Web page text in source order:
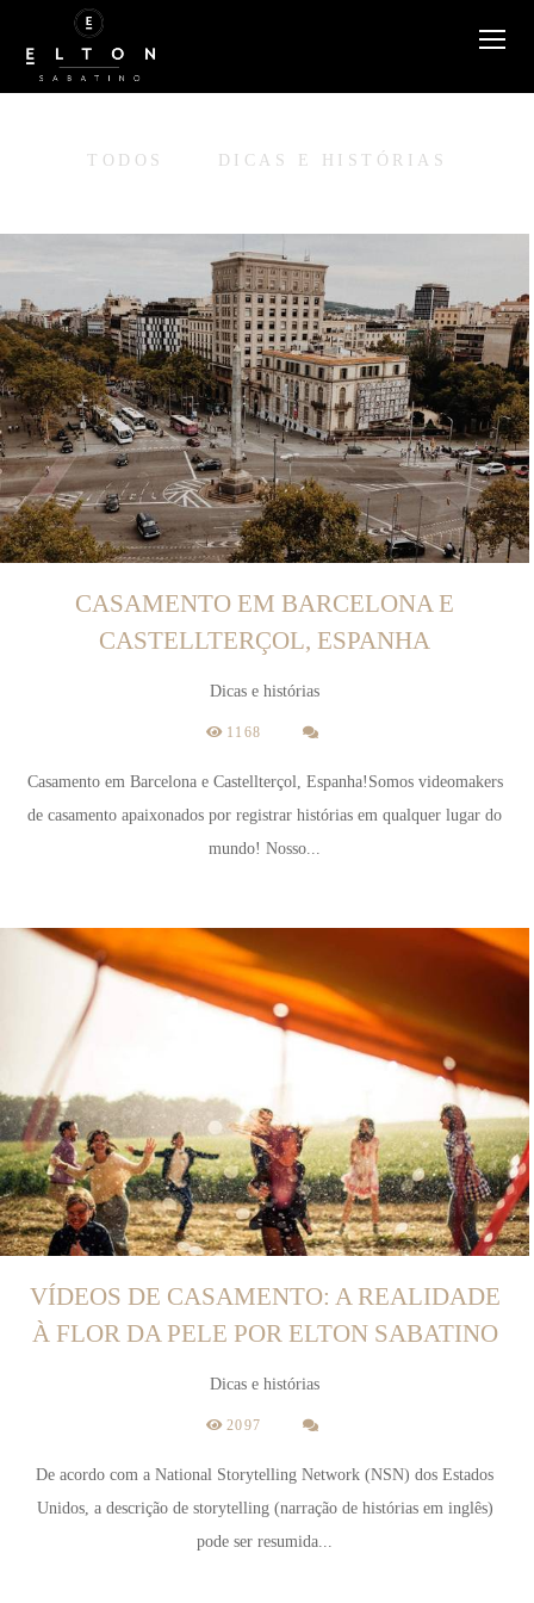
TODOS DICAS E HISTÓRIAS
CASAMENTO EM BARCELONA E
CASTELLTERÇOL, ESPANHA
Dicas e histórias
1168
Casamento em Barcelona e Castellterçol, Espanha!Somos videomakers
de casamento apaixonados por registrar histórias em qualquer lugar do
mundo! Nosso...
VÍDEOS DE CASAMENTO: A REALIDADE
À FLOR DA PELE POR ELTON SABATINO
Dicas e histórias
2097
De acordo com a National Storytelling Network (NSN) dos Estados
Unidos, a descrição de storytelling (narração de histórias em inglês)
pode ser resumida...